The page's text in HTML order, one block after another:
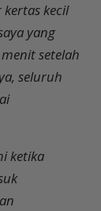
kecil
yang
setelah
seluruh
ketika